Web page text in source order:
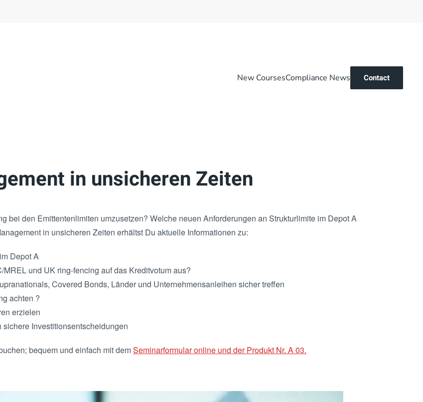
New CoursesCompliance News Contact
in unsicheren Zeiten
bei den Emittentenlimiten umzusetzen? Welche neuen Anforderungen an Strukturlimite im Depot A
in unsicheren Zeiten erhältst Du aktuelle Informationen zu:
Depot A
und UK ring-fencing auf das Kreditvotum aus?
Covered Bonds, Länder und Unternehmensanleihen sicher treffen
achten ?
erzielen
Investitionsentscheidungen
bequem und einfach mit demSeminarformular online und der Produkt Nr. A 03.